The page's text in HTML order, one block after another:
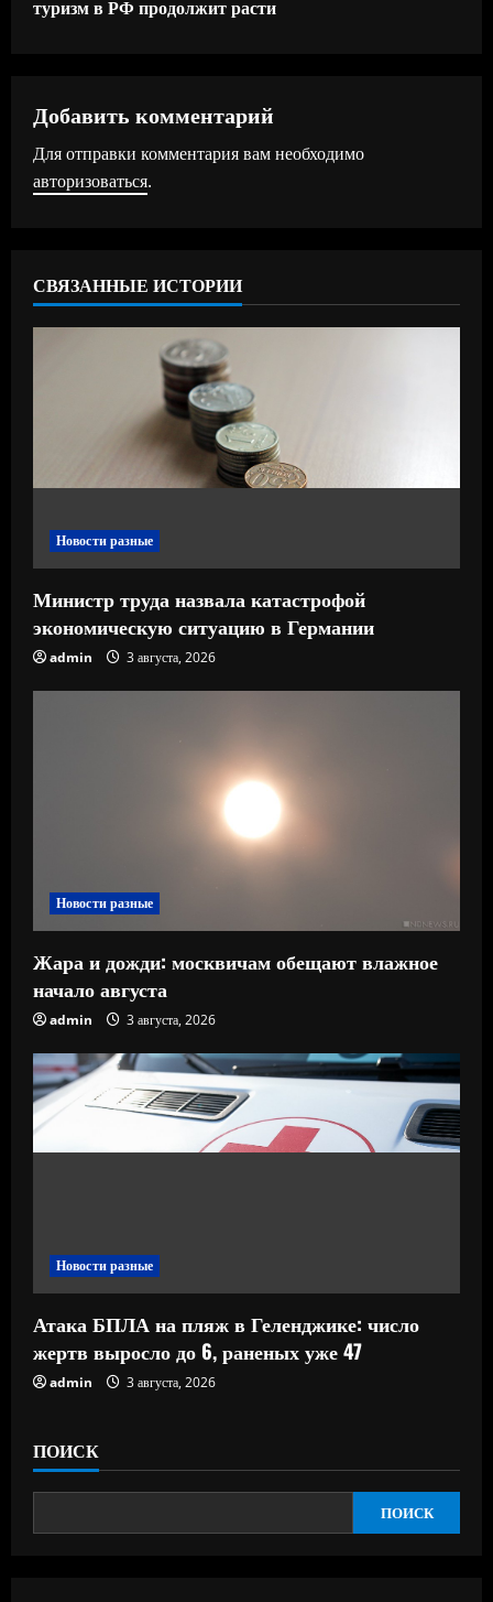
и
т
ч
т
туризм в РФ продолжит расти
Добавить комментарий
Для отправки комментария вам необходимо
авторизоваться.
СВЯЗАННЫЕ ИСТОРИИ
Новости разные
Министр труда назвала катастрофой
экономическую ситуацию в Германии
admin 3 августа, 2026
Новости разные
Жара и дожди: москвичам обещают влажное
начало августа
admin 3 августа, 2026
Новости разные
Атака БПЛА на пляж в Геленджике: число
жертв выросло до 6, раненых уже 47
admin 3 августа, 2026
ПОИСК
ПОИСК